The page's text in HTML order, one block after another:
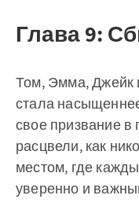
Глава 9:
Том, Эмма, Джейк
стала
свое призвание
расцвели, как
местом, где
уверенно и